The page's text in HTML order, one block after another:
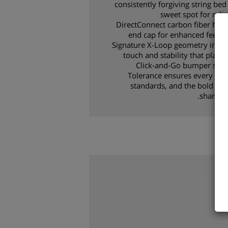
consistently forgiving string
sweet spot for
DirectConnect carbon fiber
end cap for enhanced feel
Signature X-Loop geometry in
touch and stability that
Click-and-Go bumper
Tolerance ensures every
standards, and the bold